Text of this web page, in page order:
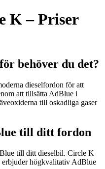
K – Priser
behöver du det?
dieselfordon för att
att tillsätta AdBlue i
till oskadliga gaser
till ditt fordon
till ditt dieselbil. Circle K
erbjuder högkvalitativ AdBlue